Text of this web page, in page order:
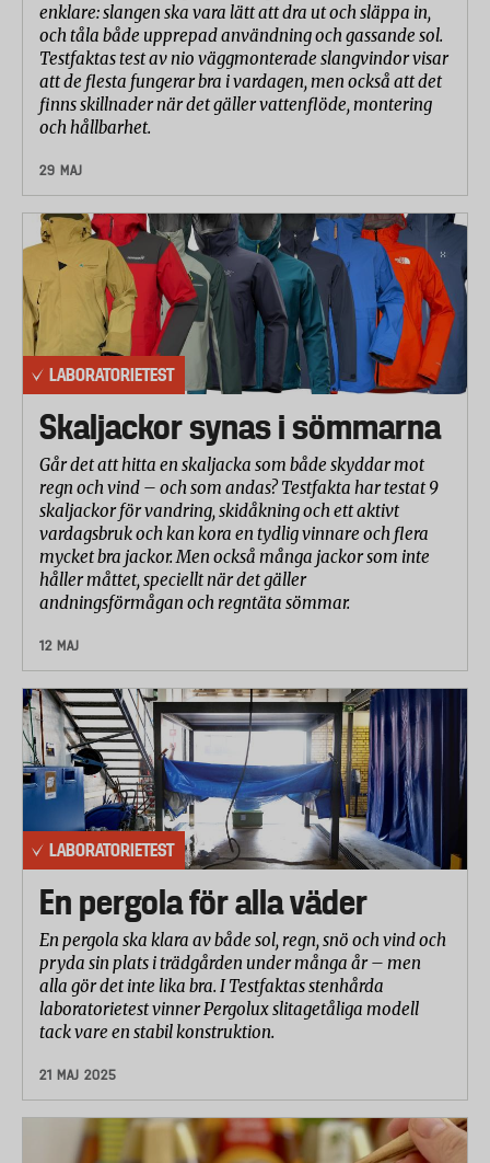
Alfda ALR300 Comfort
Winix WACU300
Samtliga modeller är aktuella och säljs på den
aktör inom luftrenare erbjuder inte längre någon
luftrenare i mellansegmentet. Den tidigare
modellen EAP300 har fasats ut och är inte längre
tillgänglig på marknaden.
Laboratorietestet omfattar följande moment:
A. Mätningar vid 37 dB, eller närmast under 37 dB:
Luftreningskapacitet för pollen och damm
Ljudnivå (instrumentell mätning)
Energiförbrukning
B. Mätningar vid max-effekt:
Luftreningskapacitet för pollen och damm
Ljudnivå (instrumentell mätning)
Energiförbrukning
C. Användarvänlighet
Byte och rengöring av filter
Display och menyer
Kontroller och eventuell fjärrkontroll
Programmering och inställningar
Luftrenarens förmåga att rena luften har testats
mäter man luftrenarens förmåga att eliminera olika
typer av partiklar (damm och pollen) från luften i ett
rum. Reningskapaciteten anges i CADR (Clean Air
enklare: slangen ska vara lätt att dra ut och släppa in,
och tåla både upprepad användning och gassande sol.
Testfaktas test av nio väggmonterade slangvindor visar
att de flesta fungerar bra i vardagen, men också att det
finns skillnader när det gäller vattenflöde, montering
och hållbarhet.
29 MAJ
LABORATORIETEST
Skaljackor synas i sömmarna
Går det att hitta en skaljacka som både skyddar mot
regn och vind – och som andas? Testfakta har testat 9
skaljackor för vandring, skidåkning och ett aktivt
vardagsbruk och kan kora en tydlig vinnare och flera
mycket bra jackor. Men också många jackor som inte
håller måttet, speciellt när det gäller
andningsförmågan och regntäta sömmar.
12 MAJ
LABORATORIETEST
En pergola för alla väder
En pergola ska klara av både sol, regn, snö och vind och
pryda sin plats i trädgården under många år – men
alla gör det inte lika bra. I Testfaktas stenhårda
laboratorietest vinner Pergolux slitagetåliga modell
tack vare en stabil konstruktion.
21 MAJ 2025